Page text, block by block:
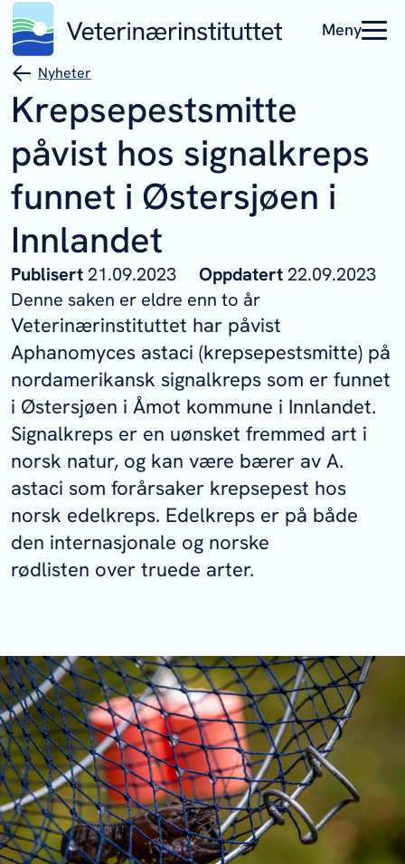
Meny
Nyheter
Krepsepestsmitte
påvist hos signalkreps
funnet i Østersjøen i
Innlandet
Publisert 21.09.2023 Oppdatert 22.09.2023
Denne saken er eldre enn to år
Veterinærinstituttet har påvist
Aphanomyces astaci (krepsepestsmitte) på
nordamerikansk signalkreps som er funnet
i Østersjøen i Åmot kommune i Innlandet.
Signalkreps er en uønsket fremmed art i
norsk natur, og kan være bærer av A.
astaci som forårsaker krepsepest hos
norsk edelkreps. Edelkreps er på både
den internasjonale og norske
rødlisten over truede arter.